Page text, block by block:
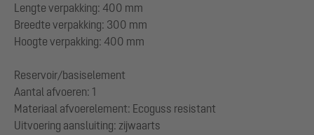
Lengte verpakking: 400 mm
Breedte verpakking: 300 mm
Hoogte verpakking: 400 mm
Reservoir/basiselement
Aantal afvoeren: 1
Materiaal afvoerelement: Ecoguss resistant
Uitvoering aansluiting: zijwaarts